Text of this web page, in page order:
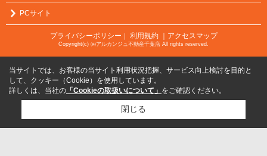
PCサイト
プライバシーポリシー 利用規約 ｜アクセスマップ
Copyright(c) ㈱アルカンジュ不動産千葉店 All rights reserved.
当サイトでは、お客様の当サイト利用状況把握、サービス向上検討を目的と
して、クッキー（Cookie）を使用しています。
詳しくは、当社の 「Cookieの取扱いについて」 をご確認ください。
閉じる